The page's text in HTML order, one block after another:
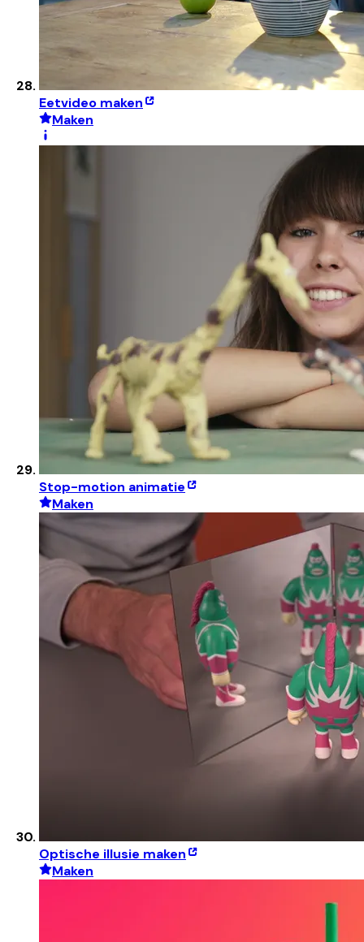
Eetvideo maken
Maken
Stop-motion animatie
Maken
Optische illusie maken
Maken